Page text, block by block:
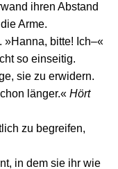
ihren Abstand
Arme.
bitte! Ich–«
so einseitig.
sie zu erwidern.
länger.« Hört
zu begreifen,
in dem sie ihr wie